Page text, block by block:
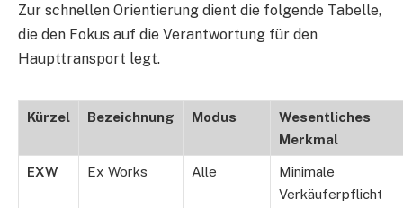
Zur schnellen Orientierung dient die folgende Tabelle,
die den Fokus auf die Verantwortung für den
Haupttransport legt.
Kürzel Bezeichnung Modus
Wesentliches
Merkmal
EXW Ex Works Alle
Minimale
Verkäuferpflicht